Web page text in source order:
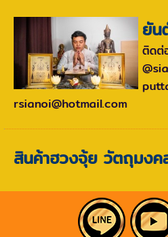
ยัน
ติดต่
rsianoi@hotmail.com
สินค้าฮวงจุ้ย วัตถุมงค